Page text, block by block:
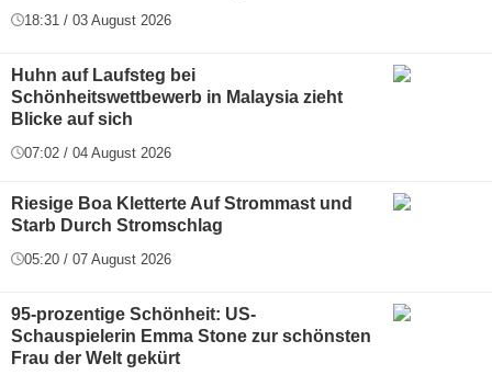
18:31 / 03 August 2026
Huhn auf Laufsteg bei
Schönheitswettbewerb in Malaysia zieht
Blicke auf sich
07:02 / 04 August 2026
Riesige Boa Kletterte Auf Strommast und
Starb Durch Stromschlag
05:20 / 07 August 2026
95-prozentige Schönheit: US-
Schauspielerin Emma Stone zur schönsten
Frau der Welt gekürt